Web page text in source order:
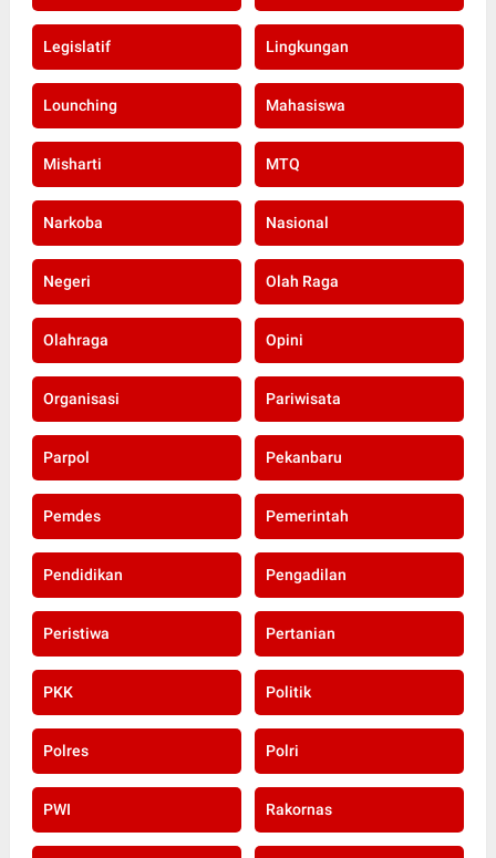
Legislatif Lingkungan
Lounching Mahasiswa
Misharti MTQ
Narkoba Nasional
Negeri Olah Raga
Olahraga Opini
Organisasi Pariwisata
Parpol Pekanbaru
Pemdes Pemerintah
Pendidikan Pengadilan
Peristiwa Pertanian
PKK Politik
Polres Polri
PWI Rakornas